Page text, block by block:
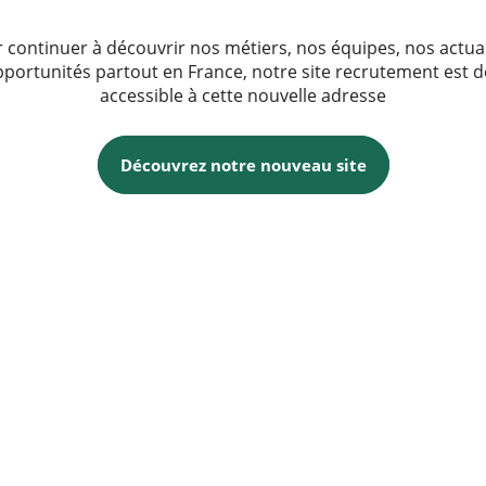
continuer à découvrir nos métiers, nos équipes, nos
partout en France, notre site recrutement est
accessible à cette nouvelle adresse
Découvrez notre nouveau site